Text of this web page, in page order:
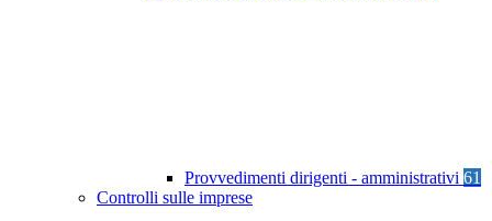
Provvedimenti dirigenti - amministrativi 61
Controlli sulle imprese